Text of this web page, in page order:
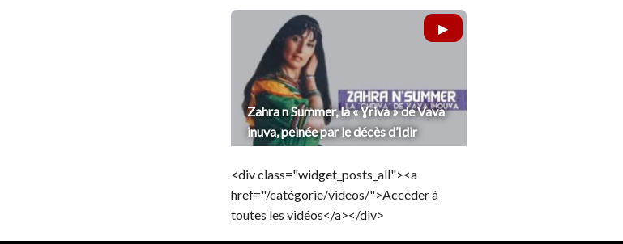
Zahra n Summer, la « Ɣriva » de Vava
inuva, peinée par le décès d’Idir
<div class="widget_posts_all"><a
href="/catégorie/videos/">Accéder à
toutes les vidéos</a></div>